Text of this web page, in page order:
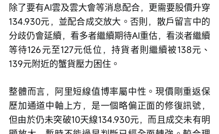
除了要有AI雲及雲大會等消息配合，更需要股價升穿
134.930元，並配合成交放大。否則，散戶留言中的
分歧仍會延續，看多者繼續期待AI重估，看淡者繼續
等待126元至127元低位，持貨者則繼續被138元、
139元附近的蟹貨壓力困住。
整體而言，阿里短線值博率屬中性。現價剛重返保
歷加通道中軸上方，是一個略偏正面的修復訊號，
但由於仍未突破10天線134.930元，而且成交未有明